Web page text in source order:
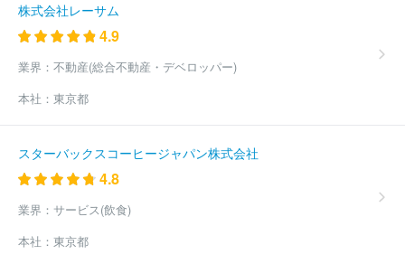
株式会社レーサム
4.9
業界： 不動産(総合不動産・デベロッパー)
本社： 東京都
スターバックスコーヒージャパン株式会社
4.8
業界： サービス(飲食)
本社： 東京都